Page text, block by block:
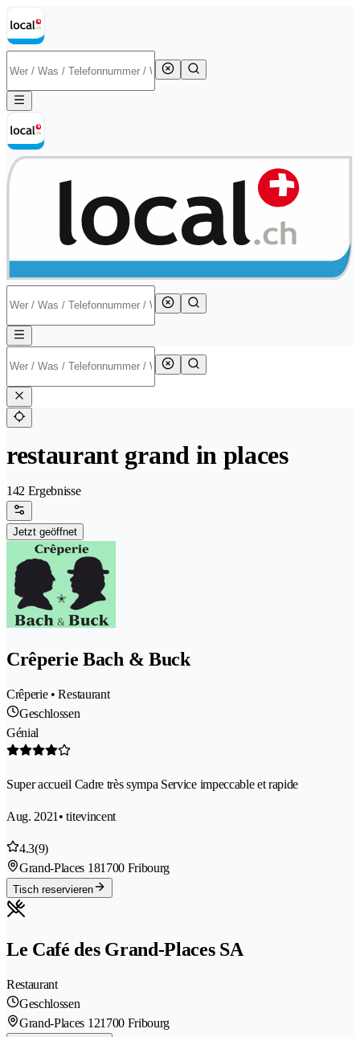
restaurant grand in places
142 Ergebnisse
Jetzt geöffnet
Crêperie Bach & Buck
Crêperie • Restaurant
Geschlossen
Génial
Super accueil Cadre très sympa Service impeccable et rapide
Aug. 2021 • titevincent
4.3(9)
Grand-Places 181700 Fribourg
Tisch reservieren
Le Café des Grand-Places SA
Restaurant
Geschlossen
Grand-Places 121700 Fribourg